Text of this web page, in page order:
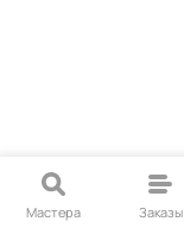
Мастера Заказы